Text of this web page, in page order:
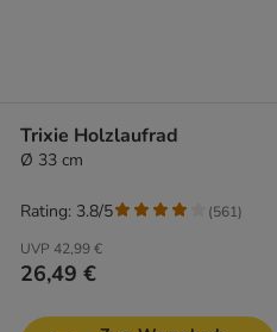
Trixie Holzlaufrad
Ø 33 cm
UVP 42,99 €
26,49 €
Rating: 3.8/5 (561)